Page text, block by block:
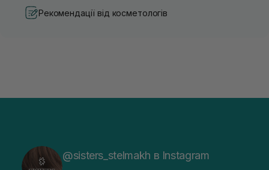
Рекомендації від косметологів
@sisters_stelmakh в Instagram